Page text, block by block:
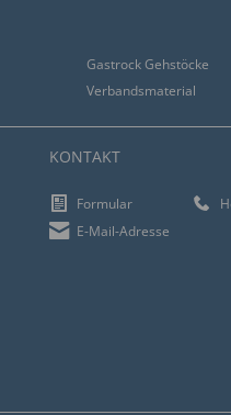
Gastrock Gehstöcke
Verbandsmaterial
KONTAKT
Formular
E-Mail-Adresse